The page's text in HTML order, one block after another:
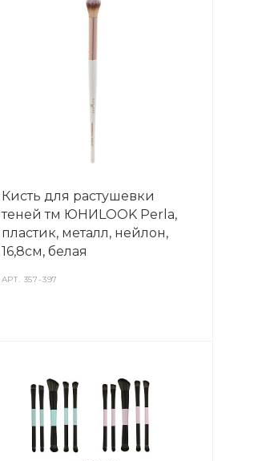
Кисть для растушевки
теней тм ЮНИLOOK Perla,
пластик, металл, нейлон,
16,8см, белая
АРТ. 357-397